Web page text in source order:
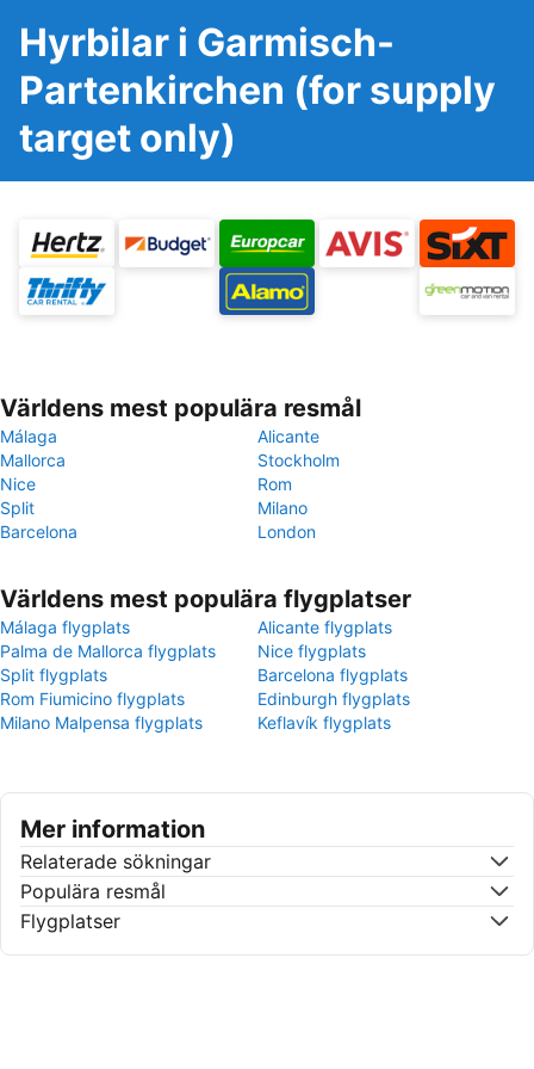
Hyrbilar i Garmisch-
Partenkirchen (for supply
target only)
Världens mest populära resmål
Málaga
Alicante
Mallorca
Stockholm
Nice
Rom
Split
Milano
Barcelona
London
Världens mest populära flygplatser
Málaga flygplats
Alicante flygplats
Palma de Mallorca flygplats
Nice flygplats
Split flygplats
Barcelona flygplats
Rom Fiumicino flygplats
Edinburgh flygplats
Milano Malpensa flygplats
Keflavík flygplats
Mer information
Relaterade sökningar
Populära resmål
Flygplatser